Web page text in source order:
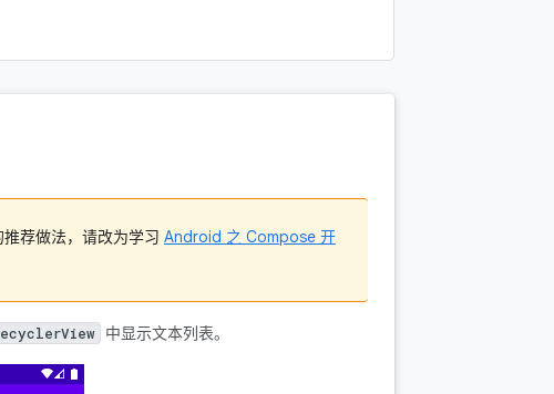
荐做法，请改为学习 Android 之 Compose 开
中显示文本列表。